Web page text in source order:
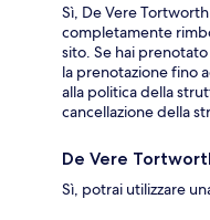
Sì, De Vere
completamente
sito. Se hai
la prenotazione fino
alla politica della
cancellazione della
De Vere
Sì, potrai utilizzare